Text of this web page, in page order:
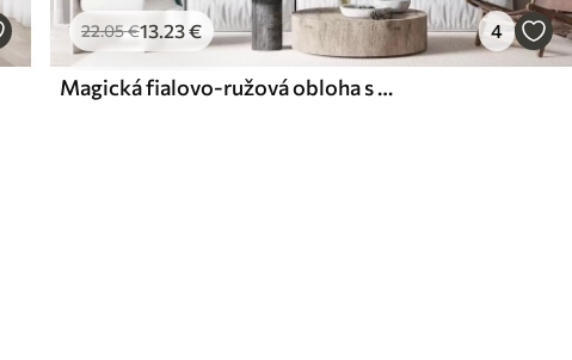
22.05€13.23€ 4
Magická fialovo-ružová obloha s mesiacom a mrakmi